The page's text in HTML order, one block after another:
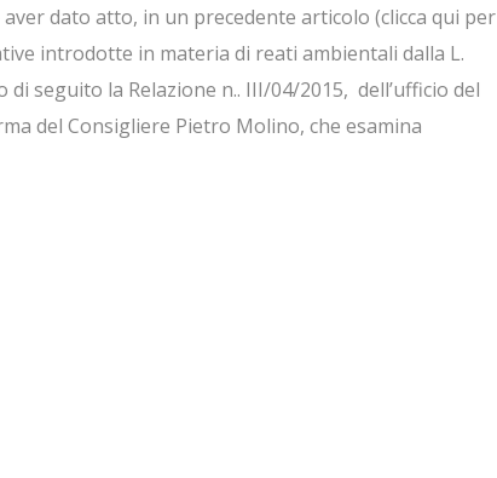
dato atto, in un precedente articolo (clicca qui per
introdotte in materia di reati ambientali dalla L.
seguito la Relazione n.. III/04/2015, dell’ufficio del
del Consigliere Pietro Molino, che esamina